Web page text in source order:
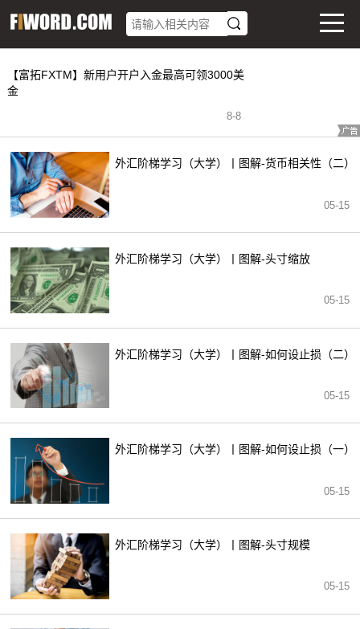
【富拓FXTM】新用户开户入金最高可领3000美
金
8-8
外汇阶梯学习（大学）丨图解-货币相关性（二）
05-15
外汇阶梯学习（大学）丨图解-头寸缩放
05-15
外汇阶梯学习（大学）丨图解-如何设止损（二）
05-15
外汇阶梯学习（大学）丨图解-如何设止损（一）
05-15
外汇阶梯学习（大学）丨图解-头寸规模
05-15